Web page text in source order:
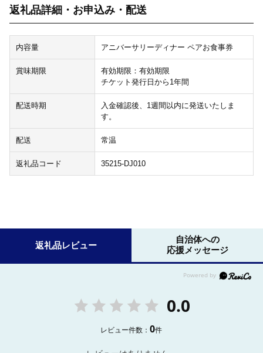
返礼品詳細・お申込み・配送
内容量 アニバーサリーディナー ペアお食事券
賞味期限
有効期限：有効期限
チケット発行日から1年間
配送時期
入金確認後、1週間以内に発送いたしま
す。
配送 常温
返礼品コード 35215-DJ010
返礼品レビュー
自治体への
応援メッセージ
0.0
レビュー件数：0件